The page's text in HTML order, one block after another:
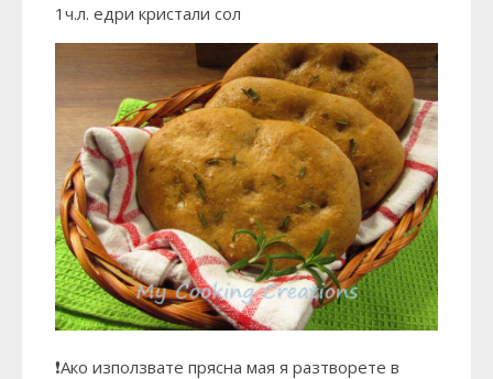
1ч.л. едри кристали сол
❗Ако използвате прясна мая я разтворете в